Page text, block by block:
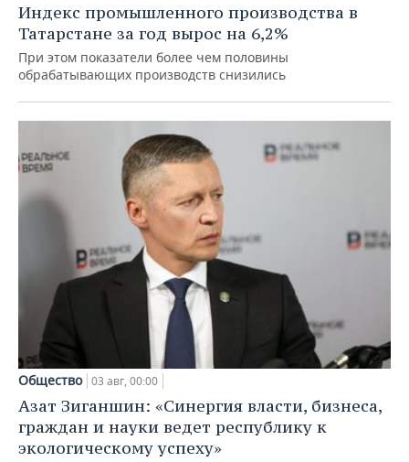
Индекс промышленного производства в
Татарстане за год вырос на 6,2%
При этом показатели более чем половины
обрабатывающих производств снизились
Общество 03 авг, 00:00
Азат Зиганшин: «Синергия власти, бизнеса,
граждан и науки ведет республику к
экологическому успеху»